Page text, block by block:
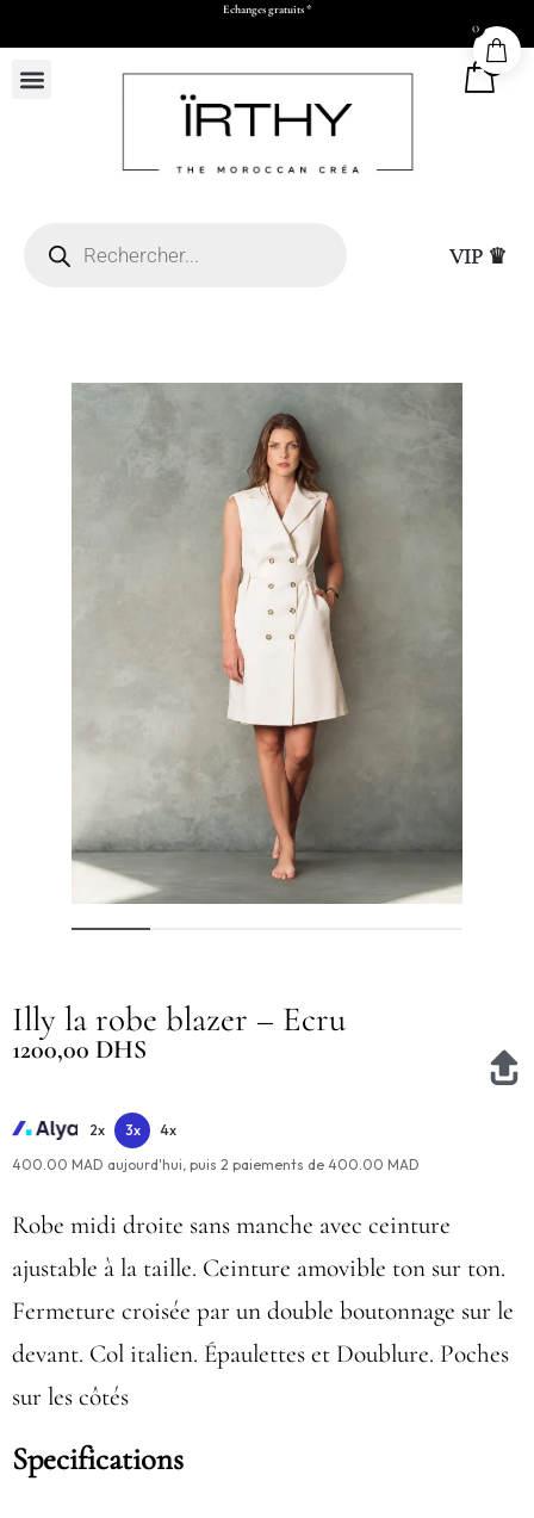
Echanges gratuits *
0
VIP ♛
Illy la robe blazer – Ecru
1200,00 DHS
2x 3x
4x
400.00 MAD aujourd'hui, puis 2 paiements de 400.00 MAD
Robe midi droite sans manche avec ceinture
ajustable à la taille. Ceinture amovible ton sur ton.
Fermeture croisée par un double boutonnage sur le
devant. Col italien. Épaulettes et Doublure. Poches
sur les côtés
Specifications
0
+ ADD
15,00DHS